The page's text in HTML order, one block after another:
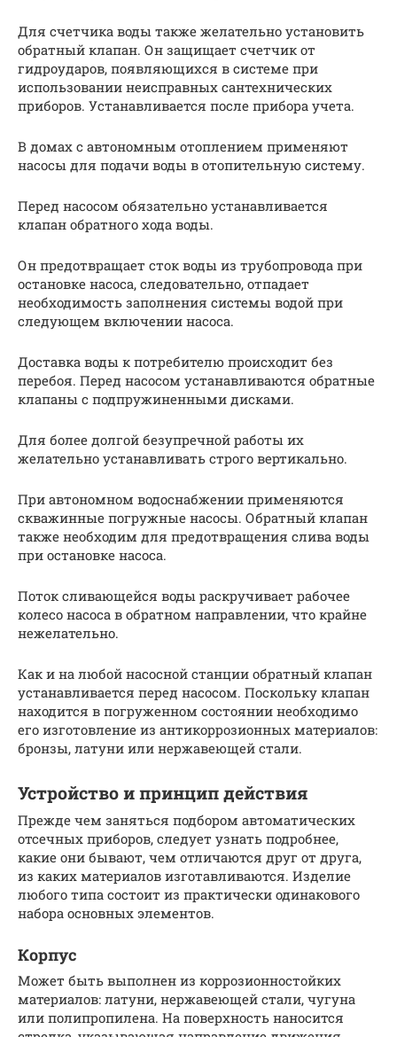
Для счетчика воды также желательно установить
обратный клапан. Он защищает счетчик от
гидроударов, появляющихся в системе при
использовании неисправных сантехнических
приборов. Устанавливается после прибора учета.
В домах с автономным отоплением применяют
насосы для подачи воды в отопительную систему.
Перед насосом обязательно устанавливается
клапан обратного хода воды.
Он предотвращает сток воды из трубопровода при
остановке насоса, следовательно, отпадает
необходимость заполнения системы водой при
следующем включении насоса.
Доставка воды к потребителю происходит без
перебоя. Перед насосом устанавливаются обратные
клапаны с подпружиненными дисками.
Для более долгой безупречной работы их
желательно устанавливать строго вертикально.
При автономном водоснабжении применяются
скважинные погружные насосы. Обратный клапан
также необходим для предотвращения слива воды
при остановке насоса.
Поток сливающейся воды раскручивает рабочее
колесо насоса в обратном направлении, что крайне
нежелательно.
Как и на любой насосной станции обратный клапан
устанавливается перед насосом. Поскольку клапан
находится в погруженном состоянии необходимо
его изготовление из антикоррозионных материалов:
бронзы, латуни или нержавеющей стали.
Устройство и принцип действия
Прежде чем заняться подбором автоматических
отсечных приборов, следует узнать подробнее,
какие они бывают, чем отличаются друг от друга,
из каких материалов изготавливаются. Изделие
любого типа состоит из практически одинакового
набора основных элементов.
Корпус
Может быть выполнен из коррозионностойких
материалов: латуни, нержавеющей стали, чугуна
или полипропилена. На поверхность наносится